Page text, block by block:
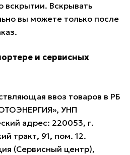
вскрытии. Вскрывать
вы можете только после
и сервисных
ввоз товаров в РБ
УНП
адрес: 220053, г.
тракт, 91, пом. 12.
(Сервисный центр),